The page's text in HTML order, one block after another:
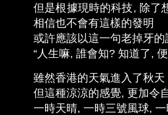
但是根據現時的科技, 除了
相信也不會有這樣的發明
或許應該以這一句老掉牙的
“人生嘛, 誰會知? 知道了,
雖然香港的天氣進入了秋天
但這種涼涼的感覺, 更加令
一時天晴, 一時三號風球,